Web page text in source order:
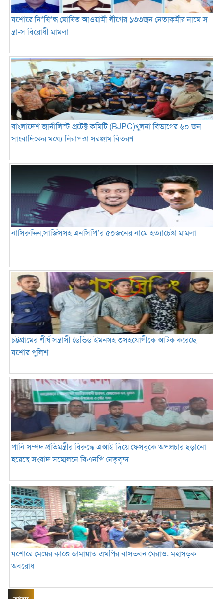
যশোরে নি*ষি*দ্ধ ঘোষিত আওয়ামী লীগের ১৩৩জন নেতাকর্মীর নামে স-
ন্ত্রা-স বিরোধী মামলা
বাংলাদেশ জার্নালিস্ট প্রটেক্ট কমিটি (BJPC)খুলনা বিভাগের ৬০ জন
সাংবাদিকের মধ্যে নিরাপত্তা সরঞ্জাম বিতরণ
নাসিরুদ্দিন,সার্জিসসহ এনসিপি’র ৫০জনের নামে হত্যাচেষ্টা মামলা
চট্টগ্রামের শীর্ষ সন্ত্রাসী ডেভিড ইমনসহ ৩সহযোগীকে আটক করেছে
যশোর পুলিশ
পানি সম্পদ প্রতিমন্ত্রীর বিরুদ্ধে এআই দিয়ে ফেসবুকে অপপ্রচার ছড়ানো
হয়েছে সংবাদ সম্মেলনে বিএনপি নেতৃবৃন্দ
যশোরে মেয়ের কাণ্ডে জামায়াত এমপির বাসভবন ঘেরাও, মহাসড়ক
অবরোধ